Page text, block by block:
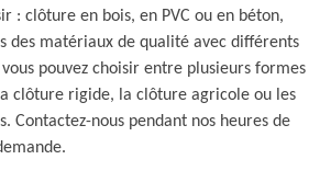
: clôture en bois, en PVC ou en béton,
des matériaux de qualité avec différents
pouvez choisir entre plusieurs formes
clôture rigide, la clôture agricole ou les
Contactez-nous pendant nos heures de